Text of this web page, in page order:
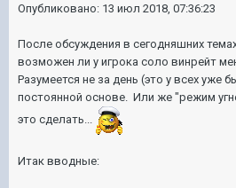
Опубликовано: 13 июл 2018, 07:36:23
После обсуждения в сегодняшних
возможен ли у игрока соло винрейт
Разумеется не за день (это у всех уже
постоянной основе. Или же "режим
это сделать...
Итак вводные: